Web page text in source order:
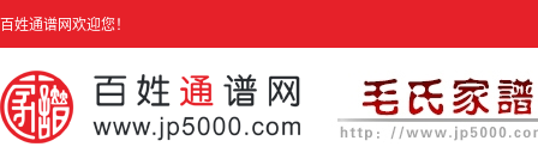
百姓通谱网欢迎您！